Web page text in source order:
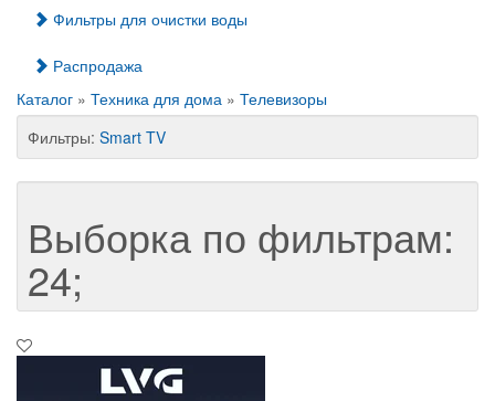
Фильтры для очистки воды
Распродажа
Каталог » Техника для дома » Телевизоры
Фильтры: Smart TV
Выборка по фильтрам:
24;